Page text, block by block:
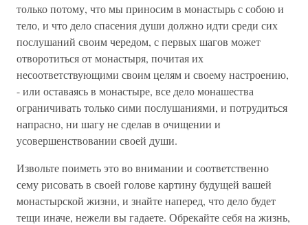
только потому, что мы приносим в монастырь с собою и
тело, и что дело спасения души должно идти среди сих
послушаний своим чередом, с первых шагов может
отворотиться от монастыря, почитая их
несоответствующими своим целям и своему настроению,
- или оставаясь в монастыре, все дело монашества
ограничивать только сими послушаниями, и потрудиться
напрасно, ни шагу не сделав в очищении и
усовершенствовании своей души.
Извольте поиметь это во внимании и соответственно
сему рисовать в своей голове картину будущей вашей
монастырской жизни, и знайте наперед, что дело будет
тещи иначе, нежели вы гадаете. Обрекайте себя на жизнь,